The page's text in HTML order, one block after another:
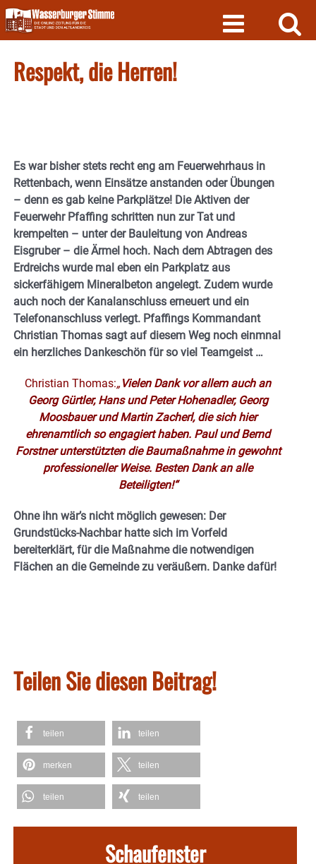
Skip
to
content
Respekt, die Herren!
Es war bisher stets recht eng am Feuerwehrhaus in
Rettenbach, wenn Einsätze anstanden oder Übungen
– denn es gab keine Parkplätze! Die Aktiven der
Feuerwehr Pfaffing schritten nun zur Tat und
krempelten – unter der Bauleitung von Andreas
Eisgruber – die Ärmel hoch. Nach dem Abtragen des
Erdreichs wurde mal eben ein Parkplatz aus
sickerfähigem Mineralbeton angelegt. Zudem wurde
auch noch der Kanalanschluss erneuert und ein
Telefonanschluss verlegt. Pfaffings Kommandant
Christian Thomas sagt auf diesem Weg noch einmnal
ein herzliches Dankeschön für so viel Teamgeist …
Christian Thomas:„Vielen Dank vor allem auch an
Georg Gürtler, Hans und Peter Hohenadler, Georg
Moosbauer und Martin Zacherl, die sich hier
ehrenamtlich so engagiert haben. Paul und Bernd
Forstner unterstützten die Baumaßnahme in gewohnt
professioneller Weise. Besten Dank an alle
Beteiligten!“
Ohne ihn wär’s nicht möglich gewesen: Der
Grundstücks-Nachbar hatte sich im Vorfeld
bereiterklärt, für die Maßnahme die notwendigen
Flächen an die Gemeinde zu veräußern. Danke dafür!
Teilen Sie diesen Beitrag!
teilen teilen
merken teilen
teilen teilen
Schaufenster